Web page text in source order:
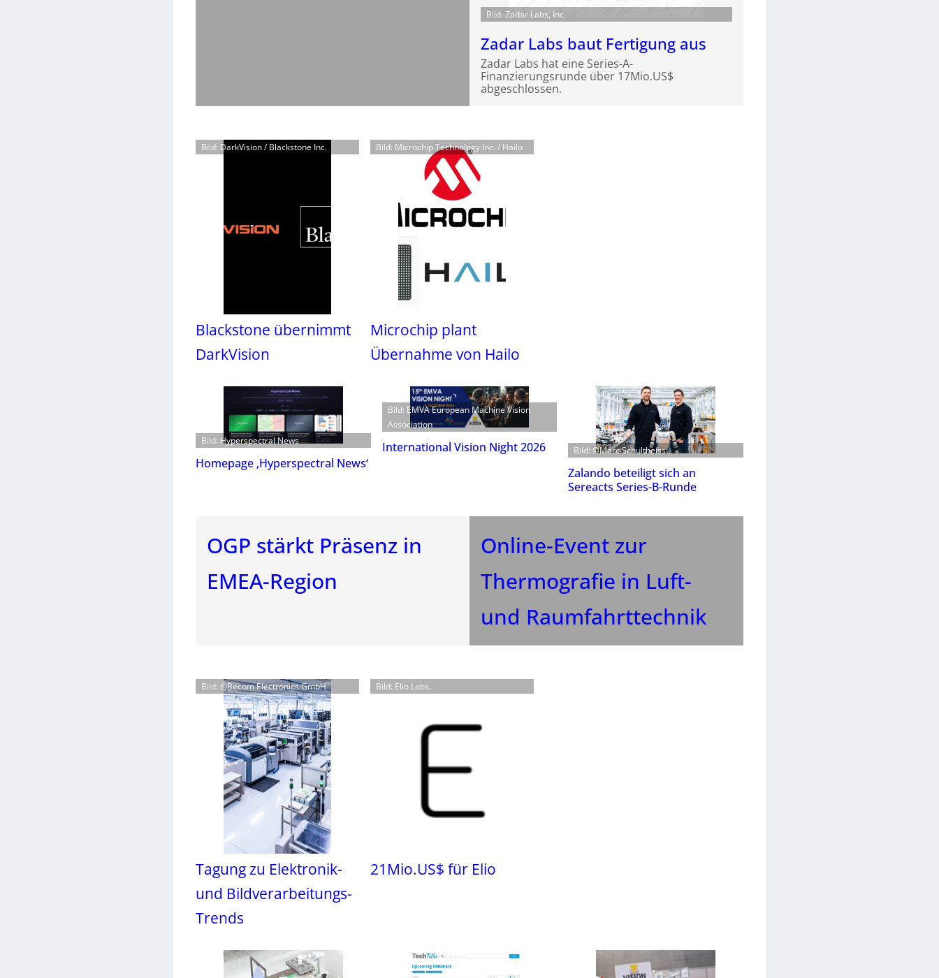
Bild: Zadar Labs, Inc.
Zadar Labs baut Fertigung aus
Zadar Labs hat eine Series-A-
Finanzierungsrunde über 17Mio.US$
abgeschlossen.
Bild: DarkVision / Blackstone Inc.
Blackstone übernimmt
DarkVision
Bild: Microchip Technology Inc. / Hailo
Microchip plant
Übernahme von Hailo
Bild: Hyperspectral News
Homepage ‚Hyperspectral News‘
Bild: EMVA European Machine Vision
Association
International Vision Night 2026 Bild: ©Marc Schultheiss
Zalando beteiligt sich an
Sereacts Series-B-Runde
OGP stärkt Präsenz in
EMEA-Region
Online-Event zur
Thermografie in Luft-
und Raumfahrttechnik
Bild: ©Becom Electronics GmbH
Tagung zu Elektronik-
und Bildverarbeitungs-
Trends
Bild: Elio Labs.
21Mio.US$ für Elio